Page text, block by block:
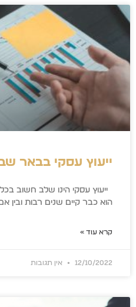
ייעוץ עסקי בבאר
ייעוץ עסקי הינו שלב חשוב
הוא כבר קיים שנים רבות
קרא עוד »
12/10/2022 אין תגובות